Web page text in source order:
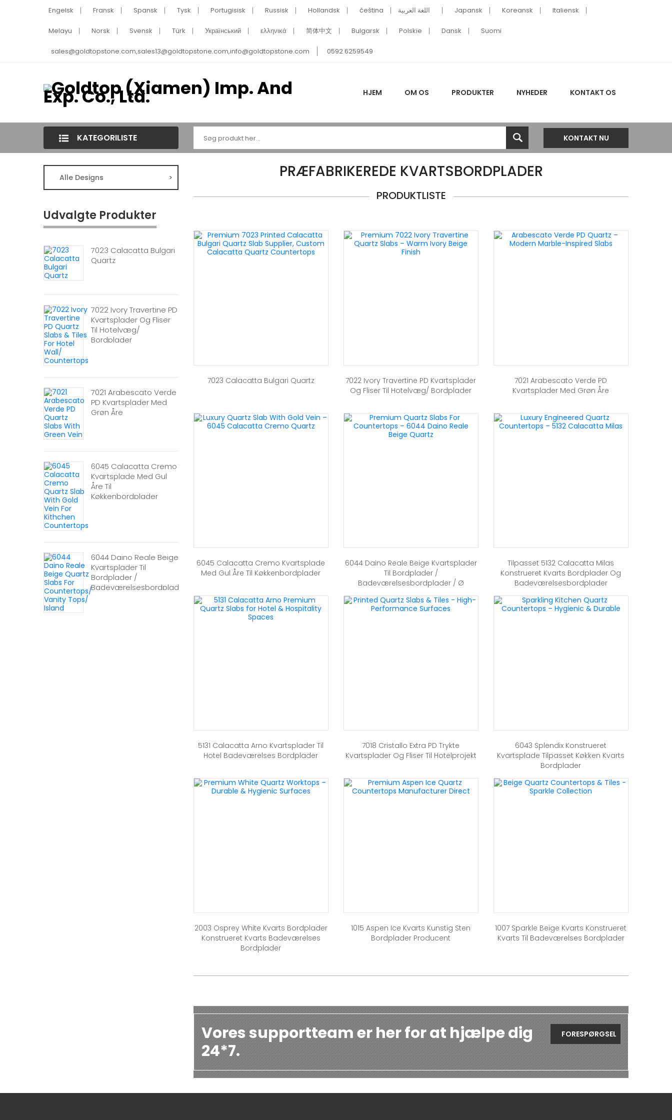
Engelsk Fransk Spansk Tysk Portugisisk Russisk Hollandsk čeština اللغة العربية Japansk Koreansk Italiensk
Melayu Norsk Svensk Türk Український ελληνικά 简体中文 Bulgarsk Polskie Dansk Suomi
sales@goldtopstone.com,sales13@goldtopstone.com,info@goldtopstone.com 0592 6259549
HJEM OM OS PRODUKTER NYHEDER KONTAKT OS
KATEGORILISTE KONTAKT NU
Alle Designs >
Udvalgte Produkter
7023 Calacatta Bulgari
Quartz
7022 Ivory Travertine PD
Kvartsplader Og Fliser
Til Hotelvæg/
Bordplader
7021 Arabescato Verde
PD Kvartsplader Med
Grøn Åre
6045 Calacatta Cremo
Kvartsplade Med Gul
Åre Til
Køkkenbordplader
6044 Daino Reale Beige
Kvartsplader Til
Bordplader /
Badeværelsesbordplader
PRÆFABRIKEREDE KVARTSBORDPLADER
PRODUKTLISTE
7023 Calacatta Bulgari Quartz
7022 Ivory Travertine PD Kvartsplader
Og Fliser Til Hotelvæg/ Bordplader
7021 Arabescato Verde PD
Kvartsplader Med Grøn Åre
6045 Calacatta Cremo Kvartsplade
Med Gul Åre Til Køkkenbordplader
6044 Daino Reale Beige Kvartsplader
Til Bordplader /
Badeværelsesbordplader / Ø
Tilpasset 5132 Calacatta Milas
Konstrueret Kvarts Bordplader Og
Badeværelsesbordplader
5131 Calacatta Arno Kvartsplader Til
Hotel Badeværelses Bordplader
7018 Cristallo Extra PD Trykte
Kvartsplader Og Fliser Til Hotelprojekt
6043 Splendix Konstrueret
Kvartsplade Tilpasset Køkken Kvarts
Bordplader
2003 Osprey White Kvarts Bordplader
Konstrueret Kvarts Badeværelses
Bordplader
1015 Aspen Ice Kvarts Kunstig Sten
Bordplader Producent
1007 Sparkle Beige Kvarts Konstrueret
Kvarts Til Badeværelses Bordplader
Vores supportteam er her for at hjælpe dig
24*7.
FORESPØRGSEL